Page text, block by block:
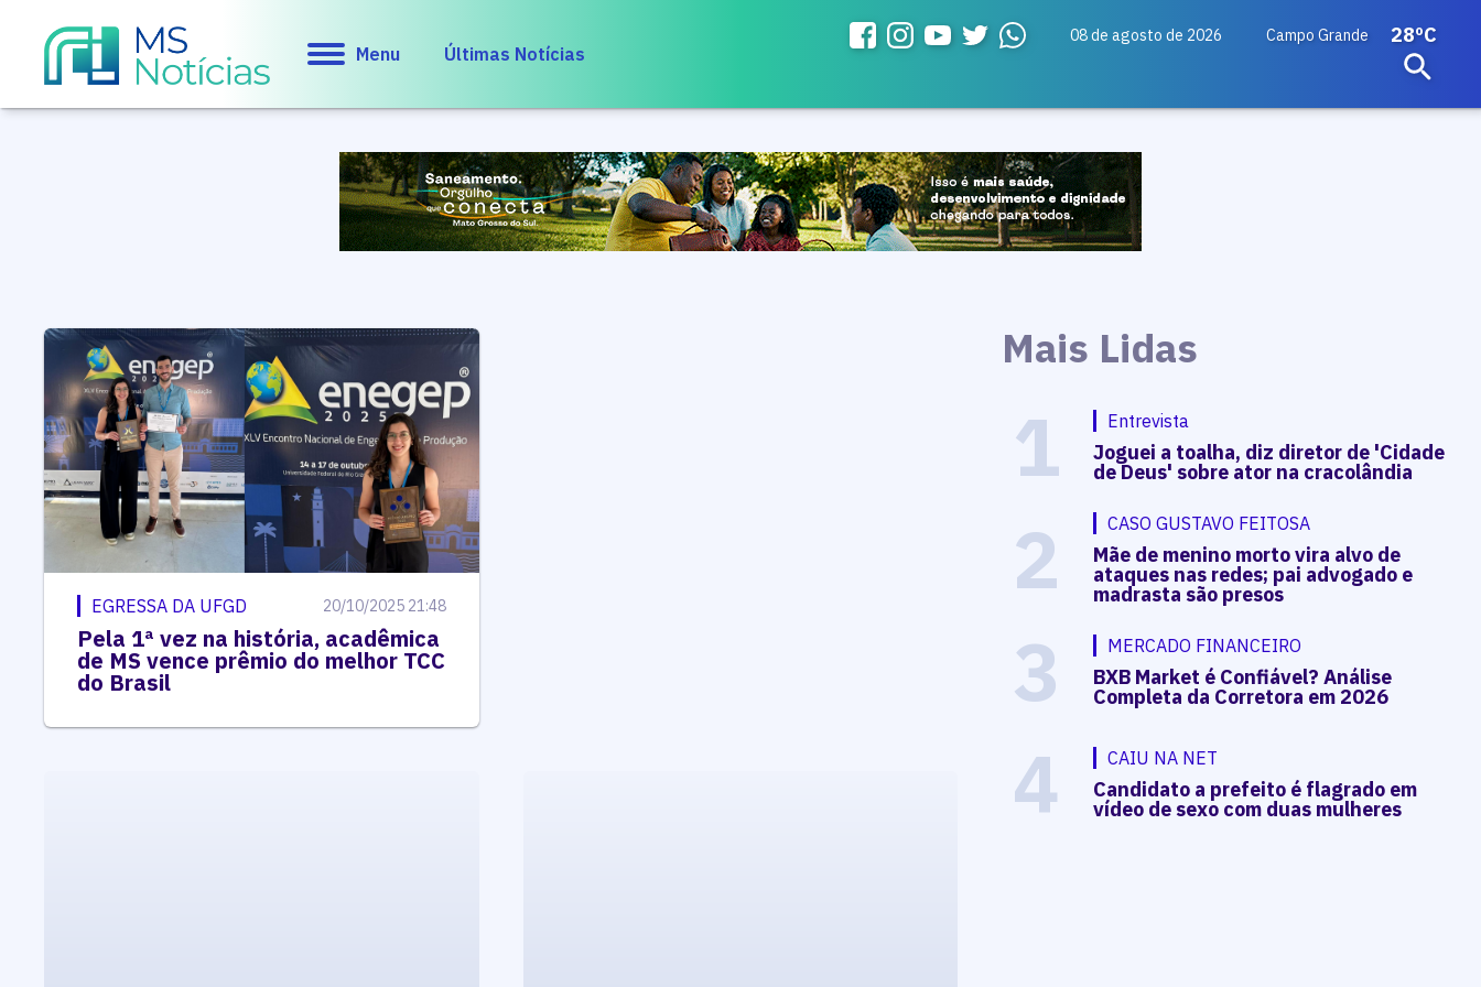
Menu Últimas Notícias
08 de agosto de 2026 Campo Grande 28ºC
EGRESSA DA UFGD 20/10/2025 21:48
Pela 1ª vez na história, acadêmica
de MS vence prêmio do melhor TCC
do Brasil
Mais Lidas
1 Entrevista
Joguei a toalha, diz diretor de 'Cidade
de Deus' sobre ator na cracolândia
2 CASO GUSTAVO FEITOSA
Mãe de menino morto vira alvo de
ataques nas redes; pai advogado e
madrasta são presos
3 MERCADO FINANCEIRO
BXB Market é Confiável? Análise
Completa da Corretora em 2026
4 CAIU NA NET
Candidato a prefeito é flagrado em
vídeo de sexo com duas mulheres